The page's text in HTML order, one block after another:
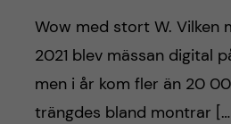
Wow med stort W. Vilken
2021 blev mässan digital
men i år kom fler än 20
trängdes bland montrar